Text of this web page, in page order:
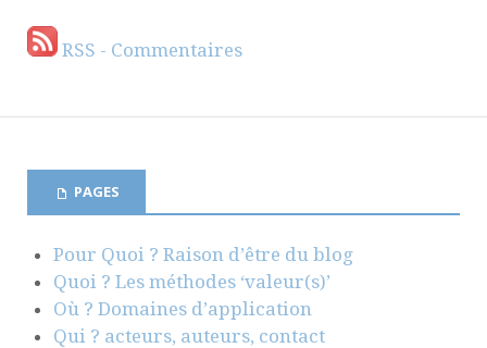
RSS - Commentaires
PAGES
Pour Quoi ? Raison d’être du blog
Quoi ? Les méthodes ‘valeur(s)’
Où ? Domaines d’application
Qui ? acteurs, auteurs, contact